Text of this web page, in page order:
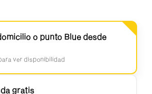
o punto Blue desde
ver disponibilidad
gratis